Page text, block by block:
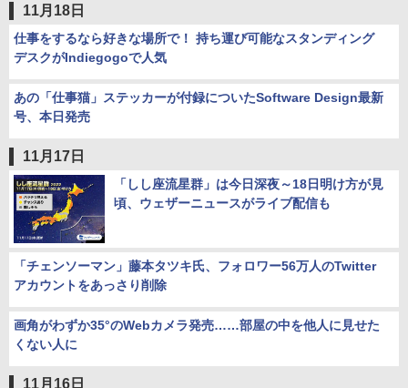
11月18日
仕事をするなら好きな場所で！ 持ち運び可能なスタンディング
デスクがIndiegogoで人気
あの「仕事猫」ステッカーが付録についたSoftware Design最新
号、本日発売
11月17日
「しし座流星群」は今日深夜～18日明け方が見
頃、ウェザーニュースがライブ配信も
「チェンソーマン」藤本タツキ氏、フォロワー56万人のTwitter
アカウントをあっさり削除
画角がわずか35°のWebカメラ発売……部屋の中を他人に見せた
くない人に
11月16日